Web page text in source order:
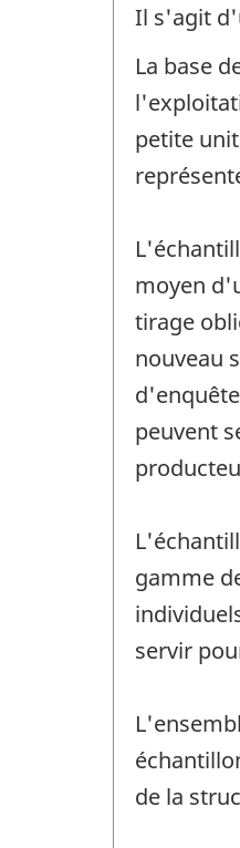
Il s'agit
La base
petite
moyen
tirage
nouveau
peuvent
gamme
servir
de la